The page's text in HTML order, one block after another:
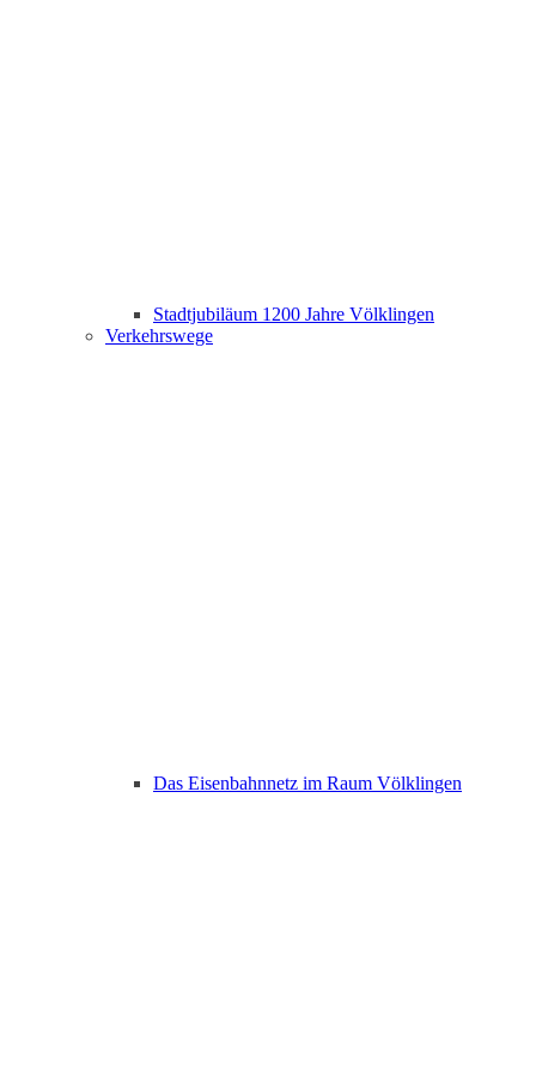
Stadtjubiläum 1200 Jahre Völklingen
Verkehrswege
Das Eisenbahnnetz im Raum Völklingen